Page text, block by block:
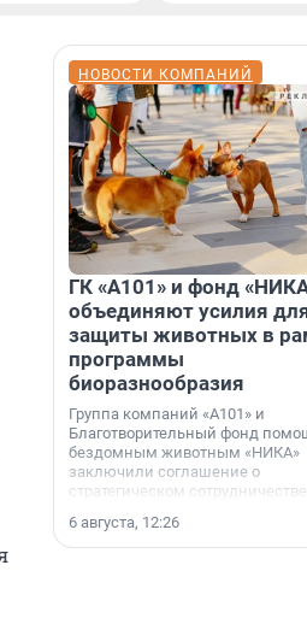
НОВОСТИ КОМПАНИЙ
ГК «А101» и фонд
объединяют усилия
защиты животных в
программы
биоразнообразия
Группа компаний «А101» и
Благотворительный фонд
бездомным животным «НИКА»
заключили соглашение о
стратегическом сотрудничестве.
6 августа, 12:26